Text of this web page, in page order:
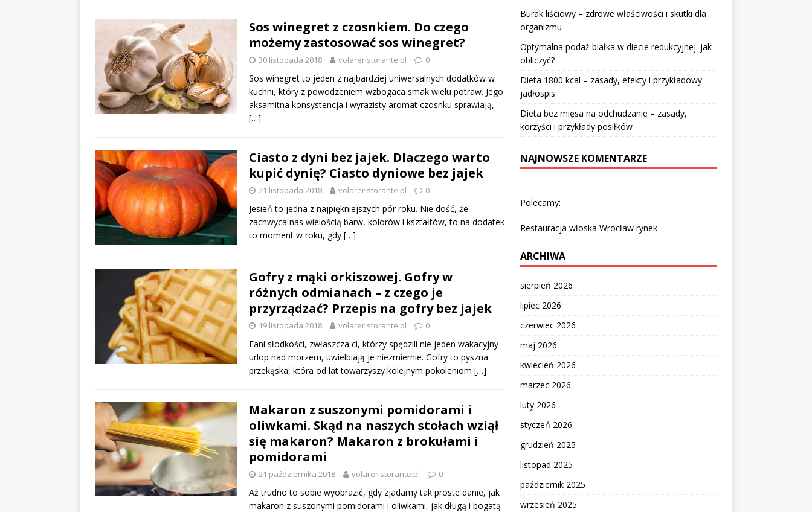
Sos winegret z czosnkiem. Do czego
możemy zastosować sos winegret?
30 listopada 2018 volareristorante.pl 0
Sos winegret to jeden z najbardziej uniwersalnych dodatków w
kuchni, który z powodzeniem wzbogaca smak wielu potraw. Jego
aksamitna konsystencja i wyrazisty aromat czosnku sprawiają,
[…]
Ciasto z dyni bez jajek. Dlaczego warto
kupić dynię? Ciasto dyniowe bez jajek
21 listopada 2018 volareristorante.pl 0
Jesień to jedna z najpiękniejszych pór roku. Nie dość, że
zachwyca nas wielością barw, kolorów i kształtów, to na dodatek
to moment w roku, gdy […]
Gofry z mąki orkiszowej. Gofry w
różnych odmianach – z czego je
przyrządzać? Przepis na gofry bez jajek
19 listopada 2018 volareristorante.pl 0
Fani słodkości, zwłaszcza ci, którzy spędzili nie jeden wakacyjny
urlop nad morzem, uwielbiają je niezmiernie. Gofry to pyszna
przekąska, która od lat towarzyszy kolejnym pokoleniom […]
Makaron z suszonymi pomidorami i
oliwkami. Skąd na naszych stołach wziął
się makaron? Makaron z brokułami i
pomidorami
21 października 2018 volareristorante.pl 0
Aż trudno to sobie wyobrazić, gdy zjadamy tak proste danie, jak
makaron z suszonymi pomidorami i oliwkami, jak długą i bogatą
Burak liściowy – zdrowe właściwości i skutki dla
organizmu
Optymalna podaż białka w diecie redukcyjnej: jak
obliczyć?
Dieta 1800 kcal – zasady, efekty i przykładowy
jadłospis
Dieta bez mięsa na odchudzanie – zasady,
korzyści i przykłady posiłków
NAJNOWSZE KOMENTARZE
Polecamy:
Restauracja włoska Wrocław rynek
ARCHIWA
sierpień 2026
lipiec 2026
czerwiec 2026
maj 2026
kwiecień 2026
marzec 2026
luty 2026
styczeń 2026
grudzień 2025
listopad 2025
październik 2025
wrzesień 2025